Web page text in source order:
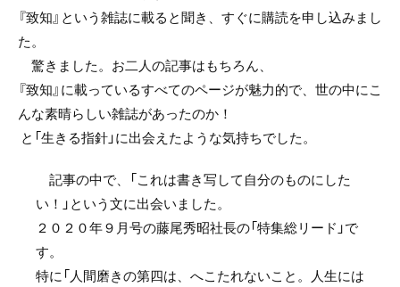
『致知』という雑誌に載ると聞き、すぐに購読を申し込みまし
た。
驚きました。お二人の記事はもちろん、
『致知』に載っているすべてのページが魅力的で、世の中にこ
んな素晴らしい雑誌があったのか！
と「生きる指針」に出会えたような気持ちでした。
記事の中で、「これは書き写して自分のものにした
い！」という文に出会いました。
２０２０年９月号の藤尾秀昭社長の「特集総リード」で
す。
特に「人間磨きの第四は、へこたれないこと。人生には